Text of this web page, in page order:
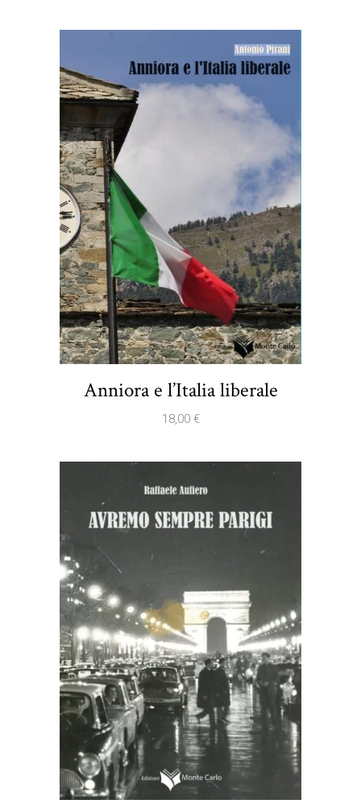
Anniora e l’Italia liberale
18,00 €